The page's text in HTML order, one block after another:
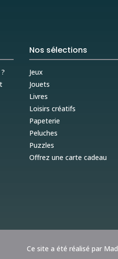
Nos sélections
Jeux
Jouets
Livres
Loisirs créatifs
Papeterie
Peluches
Puzzles
Offrez une carte cadeau
Ce site a été réalisé par